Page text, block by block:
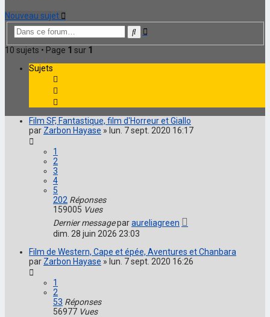
Nouveau sujet
Rechercher
Recherche
10 sujets • Page 1 sur 1
Sujets
Film SF, Fantastique, film d'Horreur et Giallo
par Zarbon Hayase » lun. 7 sept. 2020 16:17
1
2
3
4
5
202 Réponses
159005 Vues
Dernier messageparaureliagreen
dim. 28 juin 2026 23:03
Film de Western, Cape et épée, Aventures et Chanbara
par Zarbon Hayase » lun. 7 sept. 2020 16:26
1
2
53 Réponses
56977 Vues